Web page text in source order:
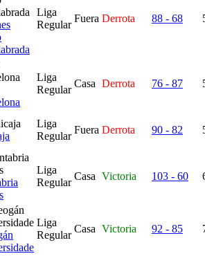
Liga
Regular
Fuera Derrota 88 - 68
Liga
Regular
Casa Derrota 76 - 87
Liga
Regular
Fuera Derrota 90 - 82
Liga
Regular
Casa Victoria 103 - 60
Liga
Regular
Casa Victoria 92 - 85